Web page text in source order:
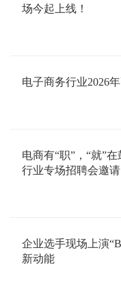
场今起上线！
电子商务行业2026
电商有“职”，“就”
行业专场招聘会邀
企业选手现场上演
新动能